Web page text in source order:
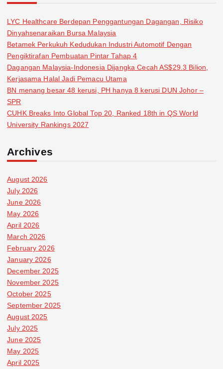
LYC Healthcare Berdepan Penggantungan Dagangan, Risiko
Dinyahsenaraikan Bursa Malaysia
Betamek Perkukuh Kedudukan Industri Automotif Dengan
Pengiktirafan Pembuatan Pintar Tahap 4
Dagangan Malaysia-Indonesia Dijangka Cecah AS$29.3 Bilion,
Kerjasama Halal Jadi Pemacu Utama
BN menang besar 48 kerusi, PH hanya 8 kerusi DUN Johor –
SPR
CUHK Breaks Into Global Top 20, Ranked 18th in QS World
University Rankings 2027
Archives
August 2026
July 2026
June 2026
May 2026
April 2026
March 2026
February 2026
January 2026
December 2025
November 2025
October 2025
September 2025
August 2025
July 2025
June 2025
May 2025
April 2025